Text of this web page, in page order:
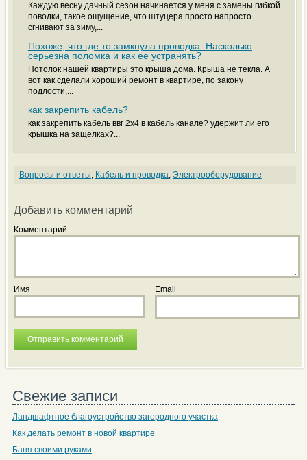
Каждую весну дачный сезон начинается у меня с замены гибкой
поводки, такое ощущение, что штуцера просто напросто
сгнивают за зиму,...
Похоже, что где то замкнула проводка. Насколько
серьезна поломка и как ее устранять?
Потолок нашей квартиры это крыша дома. Крыша не текла. А
вот как сделали хороший ремонт в квартире, по закону
подлости,...
как закрепить кабель?
как закрепить кабель ввг 2х4 в кабель канале? удержит ли его
крышка на защелках?...
Вопросы и ответы, Кабель и проводка, Электрооборудование
Добавить комментарий
Комментарий
Имя Email
Свежие записи
Ландшафтное благоустройство загородного участка
Как делать ремонт в новой квартире
Баня своими руками